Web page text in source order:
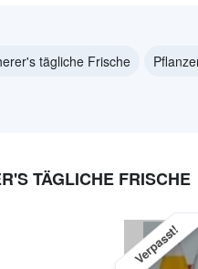
tägliche Frische
TÄGLICHE FRISCHE
Verpasst!